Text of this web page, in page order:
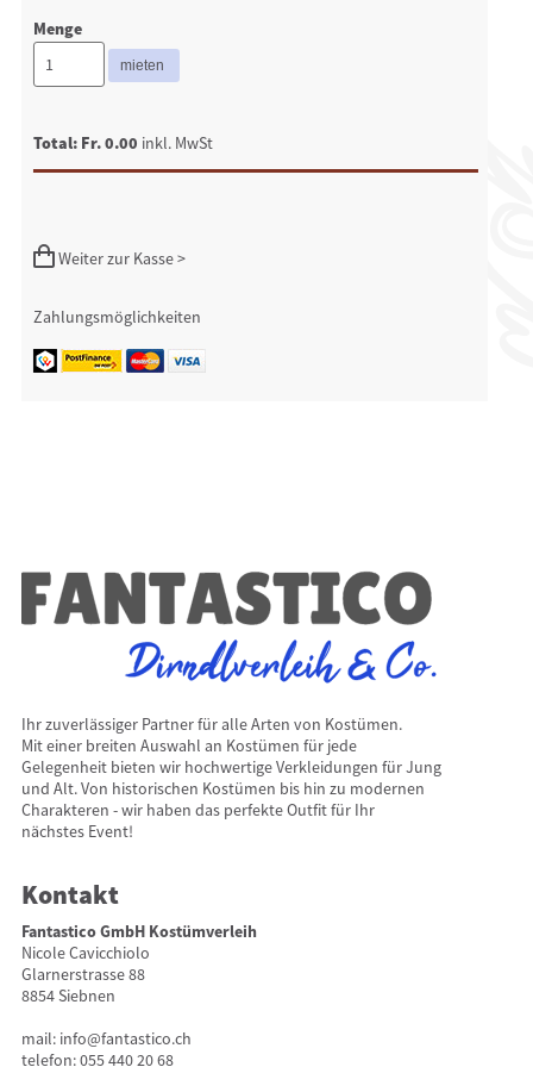
Menge
Total: Fr. 0.00 inkl. MwSt
Weiter zur Kasse >
Zahlungsmöglichkeiten
Ihr zuverlässiger Partner für alle Arten von Kostümen.
Mit einer breiten Auswahl an Kostümen für jede
Gelegenheit bieten wir hochwertige Verkleidungen für Jung
und Alt. Von historischen Kostümen bis hin zu modernen
Charakteren - wir haben das perfekte Outfit für Ihr
nächstes Event!
Kontakt
Fantastico GmbH Kostümverleih
Nicole Cavicchiolo
Glarnerstrasse 88
8854 Siebnen
mail: info@fantastico.ch
telefon:055 440 20 68